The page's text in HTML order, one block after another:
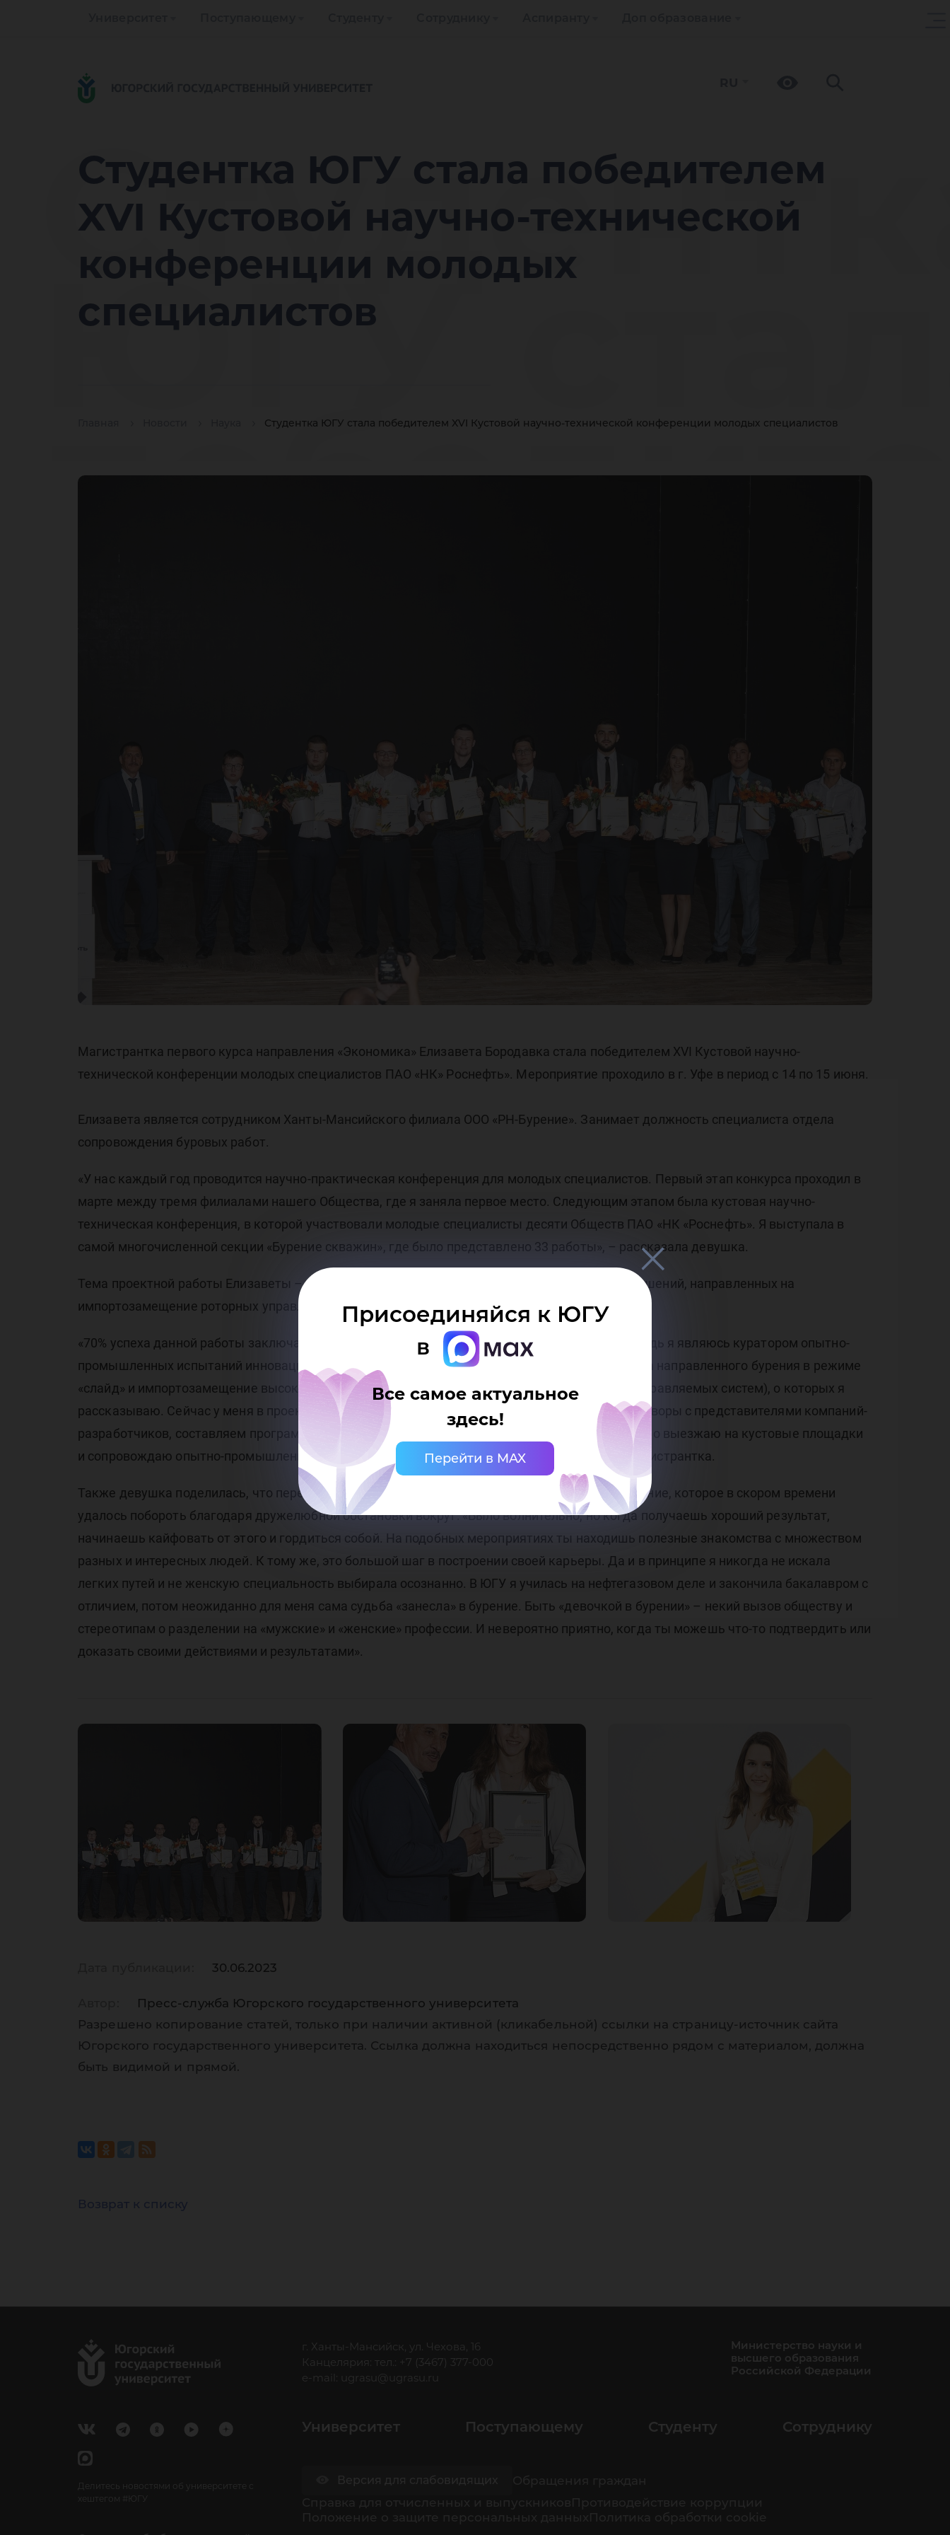
Студентка ЮГУ стала победителем
XVI Кустовой научно-технической
конференции молодых
специалистов
Студентка ЮГУ стала победителем XVI Кустовой научно-технической конференции молодых специалистов
ЮГУ
научно-
молодых
Присоединяйся к ЮГУ
в
Все самое актуальное
здесь!
Перейти в MAX
Магистрантка первого курса направления «Экономика» Елизавета Бородавка стала победителем XVI Кустовой научно-
технической конференции молодых специалистов ПАО «НК» Роснефть». Мероприятие проходило в г. Уфе в период с 14 по 15 июня.
Елизавета является сотрудником Ханты-Мансийского филиала ООО «РН-Бурение». Занимает должность специалиста отдела
сопровождения буровых работ.
«У нас каждый год проводится научно-практическая конференция для молодых специалистов. Первый этап конкурса проходил в
марте между тремя филиалами нашего Общества, где я заняла первое место. Следующим этапом была кустовая научно-
техническая конференция, в которой участвовали молодые специалисты десяти Обществ ПАО «НК «Роснефть». Я выступала в
самой многочисленной секции «Бурение скважин», где было представлено 33 работы», – рассказала девушка.
Тема проектной работы Елизаветы – «Анализ эффективности применения инновационных решений, направленных на
импортозамещение роторных управляемых систем».
«70% успеха данной работы заключается в ее актуальности и моей включённости в проект, ведь я являюсь куратором опытно-
промышленных испытаний инновационных решений, направленных на оптимизацию процесса направленного бурения в режиме
«слайд» и импортозамещение высокотехнологического забойного оборудования (роторных управляемых систем), о которых я
рассказываю. Сейчас у меня в проекте продукты пяти разных компаний. Мы проводим переговоры с представителями компаний-
разработчиков, составляем программы испытаний, заключаем Соглашения, после чего я лично выезжаю на кустовые площадки
и сопровождаю опытно-промышленные испытания на буровых установках», – рассказала магистрантка.
Также девушка поделилась, что перед выступлением на конференции она чувствовала волнение, которое в скором времени
удалось побороть благодаря дружелюбной обстановки вокруг: «Было волнительно, но когда получаешь хороший результат,
начинаешь кайфовать от этого и гордиться собой. На подобных мероприятиях ты находишь полезные знакомства с множеством
разных и интересных людей. К тому же, это большой шаг в построении своей карьеры. Да и в принципе я никогда не искала
легких путей и не женскую специальность выбирала осознанно. В ЮГУ я училась на нефтегазовом деле и закончила бакалавром с
отличием, потом неожиданно для меня сама судьба «занесла» в бурение. Быть «девочкой в бурении» – некий вызов обществу и
стереотипам о разделении на «мужские» и «женские» профессии. И невероятно приятно, когда ты можешь что-то подтвердить или
доказать своими действиями и результатами».
30.06.2023
Пресс-служба Югорского государственного университета
Разрешено копирование статей, только при наличии активной (кликабельной) ссылки на страницу-источник сайта
Югорского государственного университета. Ссылка должна находиться непосредственно рядом с материалом, должна
быть видимой и прямой.
Возврат к списку
Делитесь новостями об университете с
хештегом #ЮГУ
г. Ханты-Мансийск, ул. Чехова, 16
Канцелярия: тел.: +7 (3467) 377-000
e-mail:
ugrasu@ugrasu.ru
Министерство науки и
высшего образования
Российской Федерации
Университет Поступающему Студенту Сотруднику